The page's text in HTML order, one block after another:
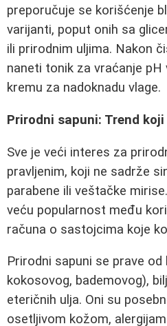
preporučuje se korišćenje
varijanti, poput onih sa
ili prirodnim uljima. Nakon
naneti tonik za vraćanje
kremu za nadoknadu vlage.
Prirodni sapuni: Trend
Sve je veći interes za
pravljenim, koji ne sadrže
parabene ili veštačke
veću popularnost među
računa o sastojcima koje
Prirodni sapuni se prave
kokosovog, bademovog),
eteričnih ulja. Oni su
osetljivom kožom,